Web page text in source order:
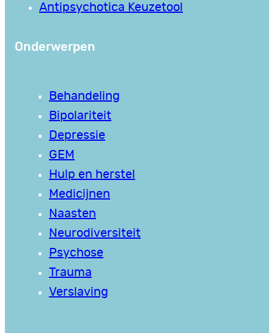
Antipsychotica Keuzetool
Onderwerpen
Behandeling
Bipolariteit
Depressie
GEM
Hulp en herstel
Medicijnen
Naasten
Neurodiversiteit
Psychose
Trauma
Verslaving